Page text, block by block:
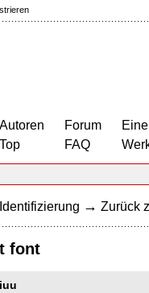
Autoren
Top
Forum
FAQ
→ Zurück
font